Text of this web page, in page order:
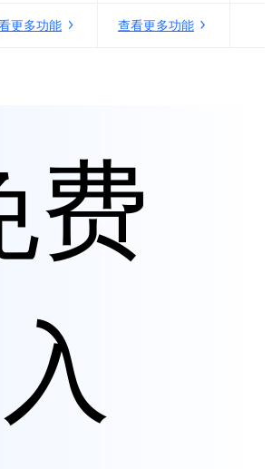
更多功能 查看更多功能
费